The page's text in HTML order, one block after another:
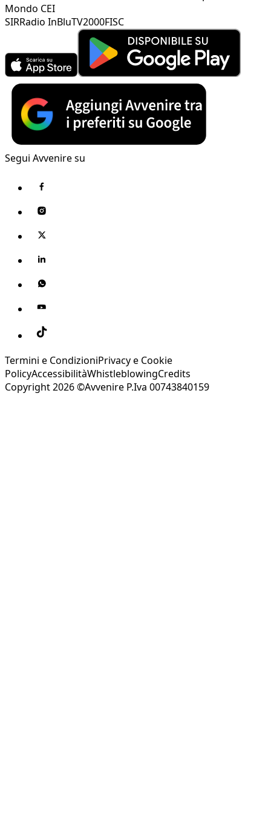
Mondo CEI
SIRRadio InBluTV2000FISC
Segui Avvenire su
Termini e CondizioniPrivacy e Cookie
PolicyAccessibilitàWhistleblowingCredits
Copyright 2026 ©Avvenire P.Iva 00743840159